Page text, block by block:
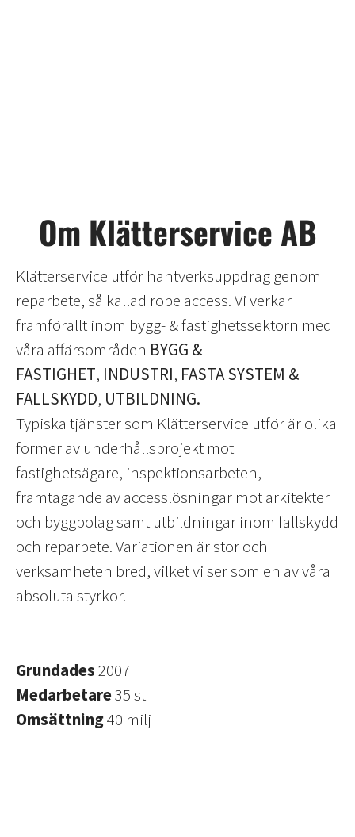
Om Klätterservice AB
Klätterservice utför hantverksuppdrag genom
reparbete, så kallad rope access. Vi verkar
framförallt inom bygg- & fastighetssektorn med
våra affärsområden BYGG &
FASTIGHET, INDUSTRI, FASTA SYSTEM &
FALLSKYDD, UTBILDNING.
Typiska tjänster som Klätterservice utför är olika
former av underhållsprojekt mot
fastighetsägare, inspektionsarbeten,
framtagande av accesslösningar mot arkitekter
och byggbolag samt utbildningar inom fallskydd
och reparbete. Variationen är stor och
verksamheten bred, vilket vi ser som en av våra
absoluta styrkor.
Grundades2007
Medarbetare35 st
Omsättning40 milj